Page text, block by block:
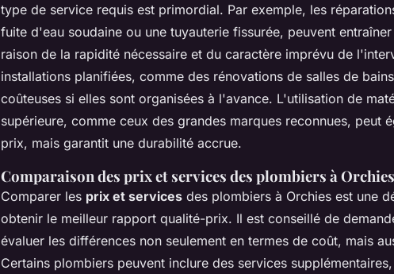
type de service requis est primordial. Par exemple, les
fuite d'eau soudaine ou une tuyauterie fissurée, peuvent
raison de la rapidité nécessaire et du caractère imprévu de
installations planifiées, comme des rénovations de salles de
coûteuses si elles sont organisées à l'avance. L'utilisation de
supérieure, comme ceux des grandes marques reconnues, peut
prix, mais garantit une durabilité accrue.
Comparaison des prix et services des plombiers à Orchies
Comparer les prix et services des plombiers à Orchies est une
obtenir le meilleur rapport qualité-prix. Il est conseillé de
évaluer les différences non seulement en termes de coût, mais
Certains plombiers peuvent inclure des services